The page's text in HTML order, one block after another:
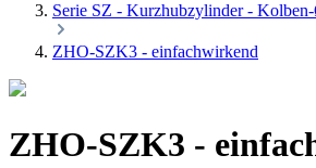
Serie SZ - Kurzhubzylinder -
ZHO-SZK3 - einfachwirkend
ZHO-SZK3 -